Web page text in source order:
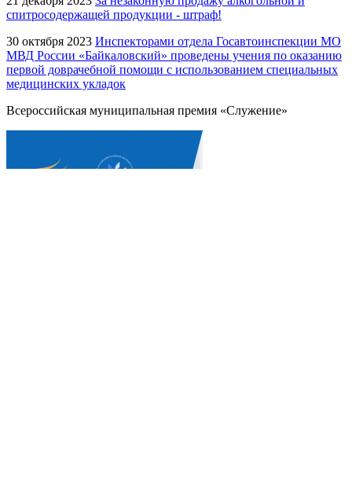
спитросодержащей продукции - штраф!
30 октября 2023 Инспекторами отдела Госавтоинспекции МО
МВД России «Байкаловский» проведены учения по оказанию
первой доврачебной помощи с использованием специальных
медицинских укладок
Всероссийская муниципальная премия «Служение»